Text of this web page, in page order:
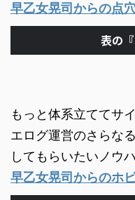
早乙女晃司からの点
表の
もっと体系立ててサ
エログ運営のさらな
してもらいたいノウ
早乙女晃司からのホ